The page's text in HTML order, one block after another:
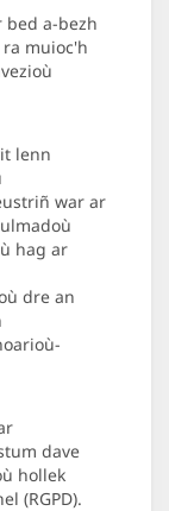
bed a-bezh
muioc'h
lenn
war ar
hag ar
dre an
dave
hollek
(RGPD).